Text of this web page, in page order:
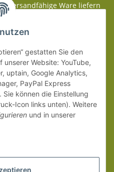
Ware liefern
ab 99 € * Warenwert
Sie bitte unserenLiefer-
gestatten Sie den
Website: YouTube,
uptain, Google Analytics,
PayPal Express
können die Einstellung
Icon links unten). Weitere
und in unserer